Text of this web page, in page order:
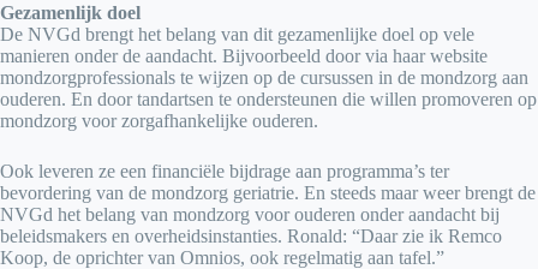
Gezamenlijk doel
De NVGd brengt het belang van dit gezamenlijke doel op vele
manieren onder de aandacht. Bijvoorbeeld door via haar website
mondzorgprofessionals te wijzen op de cursussen in de mondzorg aan
ouderen. En door tandartsen te ondersteunen die willen promoveren op
mondzorg voor zorgafhankelijke ouderen.
Ook leveren ze een financiële bijdrage aan programma’s ter
bevordering van de mondzorg geriatrie. En steeds maar weer brengt de
NVGd het belang van mondzorg voor ouderen onder aandacht bij
beleidsmakers en overheidsinstanties. Ronald: “Daar zie ik Remco
Koop, de oprichter van Omnios, ook regelmatig aan tafel.”